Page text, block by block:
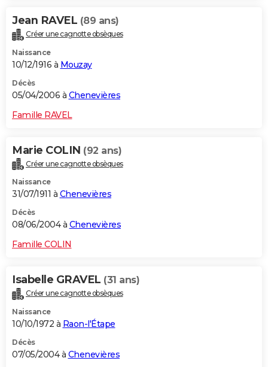
Jean RAVEL (89 ans)
Créer une cagnotte obsèques
Naissance
10/12/1916 à Mouzay
Décès
05/04/2006 à Chenevières
Famille RAVEL
Marie COLIN (92 ans)
Créer une cagnotte obsèques
Naissance
31/07/1911 à Chenevières
Décès
08/06/2004 à Chenevières
Famille COLIN
Isabelle GRAVEL (31 ans)
Créer une cagnotte obsèques
Naissance
10/10/1972 à Raon-l'Étape
Décès
07/05/2004 à Chenevières